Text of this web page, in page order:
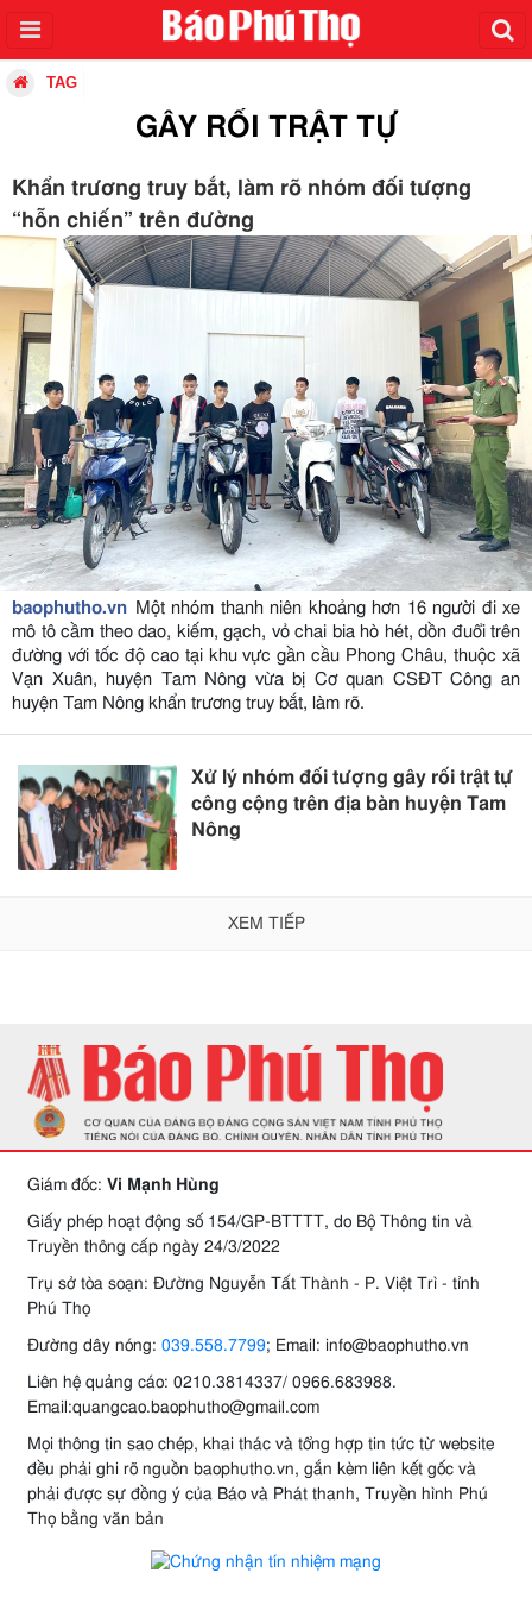
TAG
GÂY RỐI TRẬT TỰ
Khẩn trương truy bắt, làm rõ nhóm đối tượng
“hỗn chiến” trên đường
baophutho.vn Một nhóm thanh niên khoảng hơn 16 người đi xe
mô tô cầm theo dao, kiếm, gạch, vỏ chai bia hò hét, dồn đuổi trên
đường với tốc độ cao tại khu vực gần cầu Phong Châu, thuộc xã
Vạn Xuân, huyện Tam Nông vừa bị Cơ quan CSĐT Công an
huyện Tam Nông khẩn trương truy bắt, làm rõ.
Xử lý nhóm đối tượng gây rối trật tự
công cộng trên địa bàn huyện Tam
Nông
XEM TIẾP
Giám đốc: Vi Mạnh Hùng
Giấy phép hoạt động số 154/GP-BTTTT, do Bộ Thông tin và
Truyền thông cấp ngày 24/3/2022
Trụ sở tòa soạn: Đường Nguyễn Tất Thành - P. Việt Trì - tỉnh
Phú Thọ
Đường dây nóng: 039.558.7799; Email: info@baophutho.vn
Liên hệ quảng cáo: 0210.3814337/ 0966.683988.
Email:quangcao.baophutho@gmail.com
Mọi thông tin sao chép, khai thác và tổng hợp tin tức từ website
đều phải ghi rõ nguồn baophutho.vn, gắn kèm liên kết gốc và
phải được sự đồng ý của Báo và Phát thanh, Truyền hình Phú
Thọ bằng văn bản